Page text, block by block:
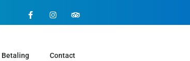
Betaling Contact